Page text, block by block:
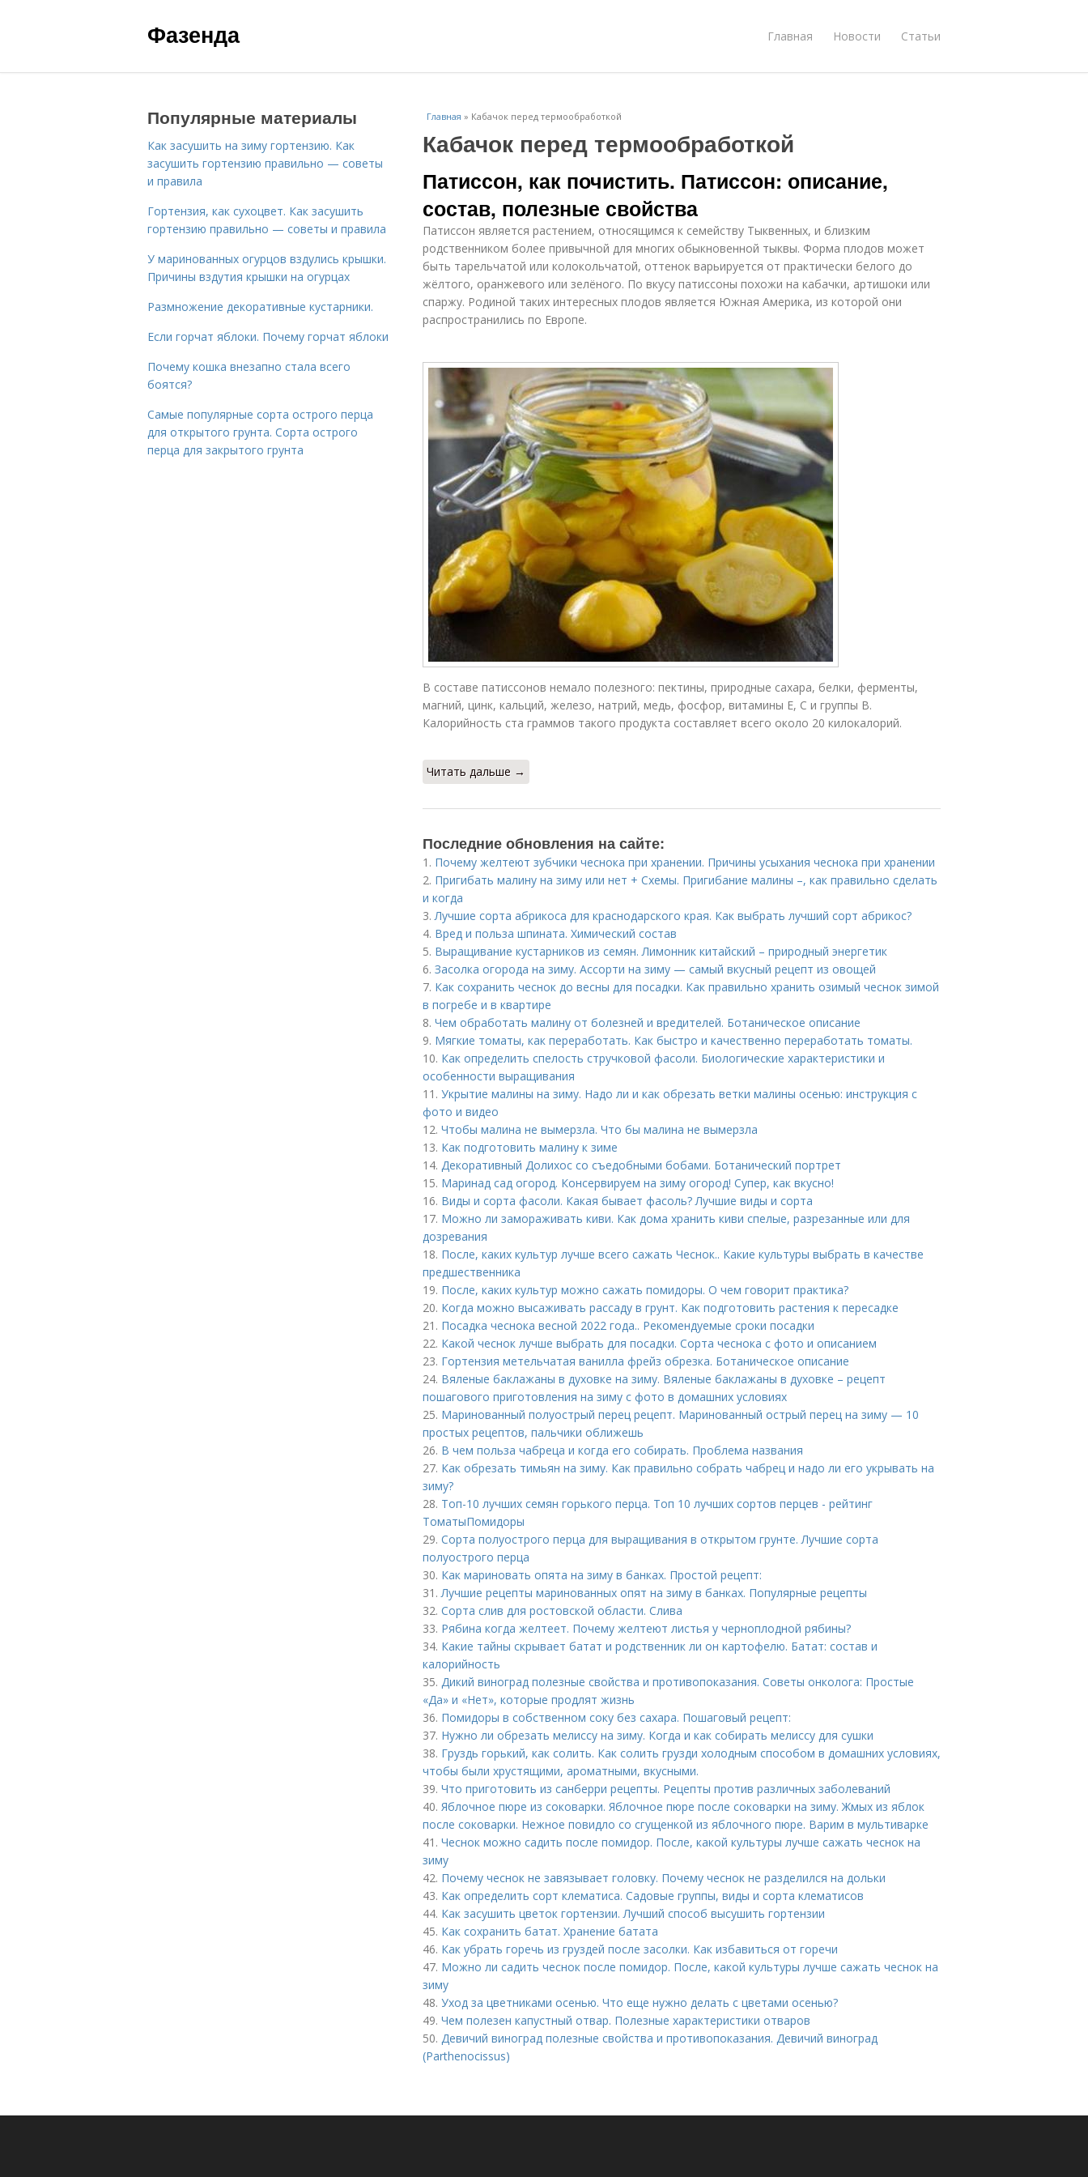
Фазенда Главная Новости Статьи
Главная » Кабачок перед термообработкой
Кабачок перед термообработкой
Патиссон, как почистить. Патиссон: описание,
состав, полезные свойства
Патиссон является растением, относящимся к семейству Тыквенных, и близким
родственником более привычной для многих обыкновенной тыквы. Форма плодов может
быть тарельчатой или колокольчатой, оттенок варьируется от практически белого до
жёлтого, оранжевого или зелёного. По вкусу патиссоны похожи на кабачки, артишоки или
спаржу. Родиной таких интересных плодов является Южная Америка, из которой они
распространились по Европе.
В составе патиссонов немало полезного: пектины, природные сахара, белки, ферменты,
магний, цинк, кальций, железо, натрий, медь, фосфор, витамины Е, С и группы В.
Калорийность ста граммов такого продукта составляет всего около 20 килокалорий.
Читать дальше →
Последние обновления на сайте:
1. Почему желтеют зубчики чеснока при хранении. Причины усыхания чеснока при хранении
2. Пригибать малину на зиму или нет + Схемы. Пригибание малины –, как правильно сделать
и когда
3.Лучшие сорта абрикоса для краснодарского края. Как выбрать лучший сорт абрикос?
4. Вред и польза шпината. Химический состав
5. Выращивание кустарников из семян. Лимонник китайский – природный энергетик
6. Засолка огорода на зиму. Ассорти на зиму — самый вкусный рецепт из овощей
7. Как сохранить чеснок до весны для посадки. Как правильно хранить озимый чеснок зимой
в погребе и в квартире
8. Чем обработать малину от болезней и вредителей. Ботаническое описание
9. Мягкие томаты, как переработать. Как быстро и качественно переработать томаты.
10. Как определить спелость стручковой фасоли. Биологические характеристики и
особенности выращивания
11. Укрытие малины на зиму. Надо ли и как обрезать ветки малины осенью: инструкция с
фото и видео
12. Чтобы малина не вымерзла. Что бы малина не вымерзла
13. Как подготовить малину к зиме
14. Декоративный Долихос со съедобными бобами. Ботанический портрет
15. Маринад сад огород. Консервируем на зиму огород! Супер, как вкусно!
16. Виды и сорта фасоли. Какая бывает фасоль? Лучшие виды и сорта
17. Можно ли замораживать киви. Как дома хранить киви спелые, разрезанные или для
дозревания
18. После, каких культур лучше всего сажать Чеснок.. Какие культуры выбрать в качестве
предшественника
19. После, каких культур можно сажать помидоры. О чем говорит практика?
20. Когда можно высаживать рассаду в грунт. Как подготовить растения к пересадке
21. Посадка чеснока весной 2022 года.. Рекомендуемые сроки посадки
22. Какой чеснок лучше выбрать для посадки. Сорта чеснока с фото и описанием
23. Гортензия метельчатая ванилла фрейз обрезка. Ботаническое описание
24. Вяленые баклажаны в духовке на зиму. Вяленые баклажаны в духовке – рецепт
пошагового приготовления на зиму с фото в домашних условиях
25. Маринованный полуострый перец рецепт. Маринованный острый перец на зиму — 10
простых рецептов, пальчики оближешь
26. В чем польза чабреца и когда его собирать. Проблема названия
27. Как обрезать тимьян на зиму. Как правильно собрать чабрец и надо ли его укрывать на
зиму?
28. Топ-10 лучших семян горького перца. Топ 10 лучших сортов перцев - рейтинг
ТоматыПомидоры
29. Сорта полуострого перца для выращивания в открытом грунте. Лучшие сорта
полуострого перца
30. Как мариновать опята на зиму в банках. Простой рецепт:
31.Лучшие рецепты маринованных опят на зиму в банках. Популярные рецепты
32. Сорта слив для ростовской области. Слива
33. Рябина когда желтеет. Почему желтеют листья у черноплодной рябины?
34. Какие тайны скрывает батат и родственник ли он картофелю. Батат: состав и
калорийность
35. Дикий виноград полезные свойства и противопоказания. Советы онколога: Простые
«Да» и «Нет», которые продлят жизнь
36. Помидоры в собственном соку без сахара. Пошаговый рецепт:
37. Нужно ли обрезать мелиссу на зиму. Когда и как собирать мелиссу для сушки
38. Груздь горький, как солить. Как солить грузди холодным способом в домашних условиях,
чтобы были хрустящими, ароматными, вкусными.
39. Что приготовить из санберри рецепты. Рецепты против различных заболеваний
40. Яблочное пюре из соковарки. Яблочное пюре после соковарки на зиму. Жмых из яблок
после соковарки. Нежное повидло со сгущенкой из яблочного пюре. Варим в мультиварке
41. Чеснок можно садить после помидор. После, какой культуры лучше сажать чеснок на
зиму
42. Почему чеснок не завязывает головку. Почему чеснок не разделился на дольки
43. Как определить сорт клематиса. Садовые группы, виды и сорта клематисов
44. Как засушить цветок гортензии. Лучший способ высушить гортензии
45. Как сохранить батат. Хранение батата
46. Как убрать горечь из груздей после засолки. Как избавиться от горечи
47. Можно ли садить чеснок после помидор. После, какой культуры лучше сажать чеснок на
зиму
48. Уход за цветниками осенью. Что еще нужно делать с цветами осенью?
49. Чем полезен капустный отвар. Полезные характеристики отваров
50. Девичий виноград полезные свойства и противопоказания. Девичий виноград
(Parthenocissus)
Популярные материалы
Как засушить на зиму гортензию. Как
засушить гортензию правильно — советы
и правила
Гортензия, как сухоцвет. Как засушить
гортензию правильно — советы и правила
У маринованных огурцов вздулись крышки.
Причины вздутия крышки на огурцах
Размножение декоративные кустарники.
Если горчат яблоки. Почему горчат яблоки
Почему кошка внезапно стала всего
боятся?
Самые популярные сорта острого перца
для открытого грунта. Сорта острого
перца для закрытого грунта